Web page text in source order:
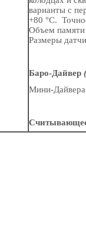
варианты с
+80 °C.
Объем памяти
Размеры
Баро-Дайвер
Мини-Дайвера